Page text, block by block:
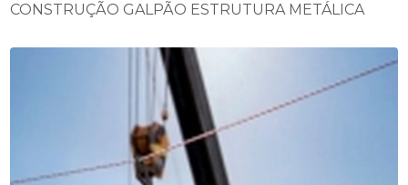
CONSTRUÇÃO GALPÃO ESTRUTURA METÁLICA